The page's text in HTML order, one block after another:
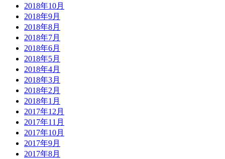
2018年10月
2018年9月
2018年8月
2018年7月
2018年6月
2018年5月
2018年4月
2018年3月
2018年2月
2018年1月
2017年12月
2017年11月
2017年10月
2017年9月
2017年8月